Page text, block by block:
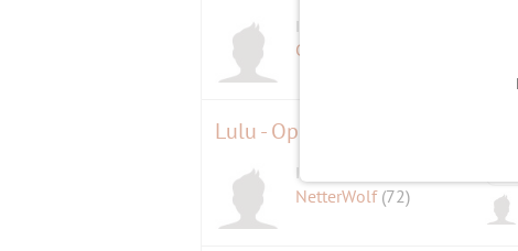
Initiator
Gremlin58
Lulu - Oper von Alban Berg
Initiator
NetterWolf (72)